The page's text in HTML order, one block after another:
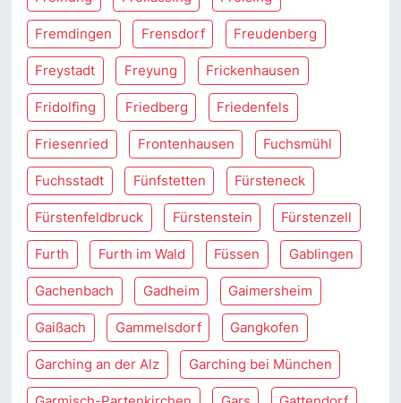
Fremdingen Frensdorf Freudenberg
Freystadt Freyung Frickenhausen
Fridolfing Friedberg Friedenfels
Friesenried Frontenhausen Fuchsmühl
Fuchsstadt Fünfstetten Fürsteneck
Fürstenfeldbruck Fürstenstein Fürstenzell
Furth Furth im Wald Füssen Gablingen
Gachenbach Gadheim Gaimersheim
Gaißach Gammelsdorf Gangkofen
Garching an der Alz Garching bei München